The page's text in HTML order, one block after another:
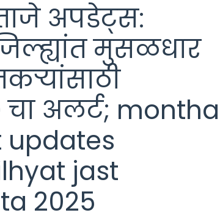
ताजे अपडेट्स:
मुसळधार
चा अलर्ट; montha
updates
jast
2025